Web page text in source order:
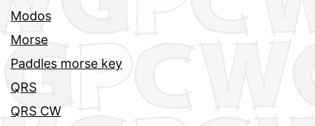
Modos
Morse
Paddles morse key
QRS
QRS CW